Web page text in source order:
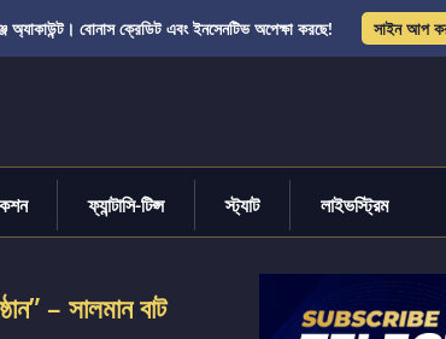
বোনাস ক্রেডিট এবং ইনসেনটিভ অপেক্ষা করছে! সাইন আপ
ফ্যান্টাসি-টিপ্স স্ট্যাট লাইভস্ট্রিম
– সালমান বাট